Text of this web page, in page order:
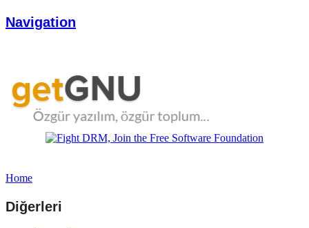
Navigation
Home
Diğerleri